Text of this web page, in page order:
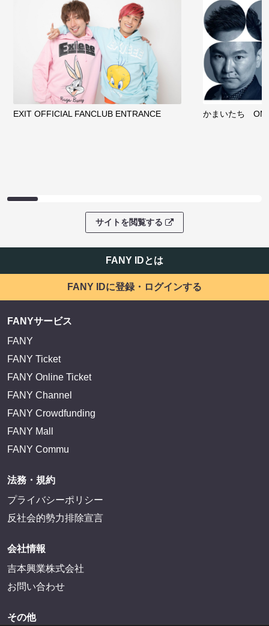
EXIT OFFICIAL FANCLUB ENTRANCE かまいたち
サイトを閲覧する
FANY IDとは
FANY IDに登録・ログインする
FANYサービス
FANY
FANY Ticket
FANY Online Ticket
FANY Channel
FANY Crowdfunding
FANY Mall
FANY Commu
法務・規約
プライバシーポリシー
反社会的勢力排除宣言
会社情報
吉本興業株式会社
お問い合わせ
その他